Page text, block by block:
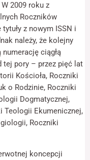
2009 roku z
Roczników
z nowym ISSN i
należy, że kolejny
ciągłą
tej pory – przez pięć lat
Kościoła, Roczniki
o Rodzinie, Roczniki
Dogmatycznej,
Teologii Ekumenicznej,
Roczniki
koncepcji
i
naszej
zwiększasz
na
i ofert.